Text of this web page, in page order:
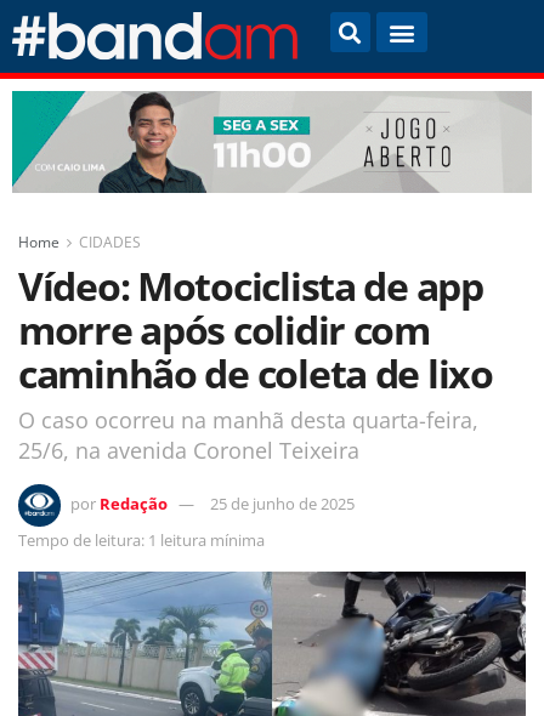
Home CIDADES
Vídeo: Motociclista de app
morre após colidir com
caminhão de coleta de lixo
O caso ocorreu na manhã desta quarta-feira,
25/6, na avenida Coronel Teixeira
por Redação
25 de junho de 2025
Tempo de leitura: 1 leitura mínima